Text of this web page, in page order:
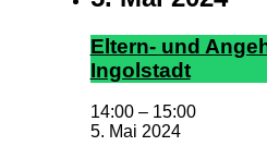
El­tern- und
In­gol­stadt
14:00 – 15:00
5. Mai 2024